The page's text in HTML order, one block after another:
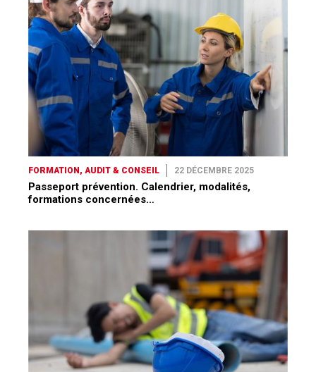
FORMATION, AUDIT & CONSEIL 22 DÉCEMBRE 2025
Passeport prévention. Calendrier, modalités,
formations concernées…